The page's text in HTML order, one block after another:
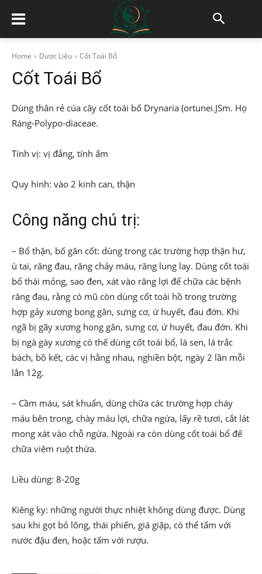
Home Dược Liệu Cốt Toái Bổ
Cốt Toái Bổ
Dùng thân rẻ cúa cây cốt toái bố Drynaria (ortunei.JSm. Họ
Ráng-Polypo-diaceae.
Tính vị: vị đắng, tính ấm
Quy hinh: vào 2 kinh can, thận
Công năng chú trị:
– Bổ thận, bố gân cốt: dùng trong các trường hợp thận hư,
ù tai, răng đau, răng chảy máu, răng lung lay. Dùng cốt toái
bổ thái mỏng, sao đen, xát vào răng lợi để chữa các bệnh
răng đau, rằng có mũ còn dùng cốt toái hồ trong trường
hợp gảy xương bong gân, sưng cơ, ứ huyết, đau đớn. Khi
ngã bị gãy xương hong gân, sưng cơ, ứ huyết, đau đớn. Khi
bị ngà gày xương có thế dùng cốt toái bổ, lá sen, lá trắc
bách, bồ kết, các vị hằng nhau, nghiền bột, ngày 2 lần mỗi
lắn 12g.
– Cầm máu, sát khuẩn, dùng chữa các trường hợp cháy
máu bên trong, chày máu lợi, chữa ngứa, lấy rề tươi, cắt lát
mong xát vào chỗ ngứa. Ngoài ra còn dùng cốt toái bổ đế
chữa viêm ruột thừa.
Liều dùng: 8-20g
Kiêng ky: những người thực nhiệt không dùng được. Dùng
sau khi gọt bỏ lông, thái phiến, giá giập, có thể tấm với
nước đậu đen, hoặc tấm với rượu.